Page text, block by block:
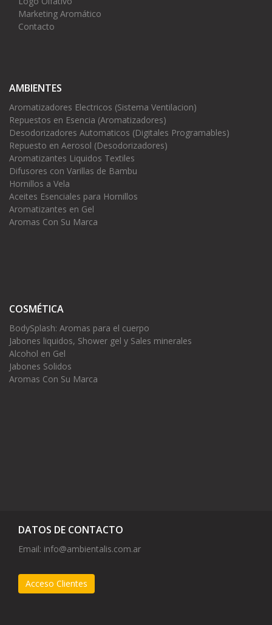
Marketing Aromático
Contacto
AMBIENTES
Aromatizadores Electricos (Sistema Ventilacion)
Repuestos en Esencia (Aromatizadores)
Desodorizadores Automaticos (Digitales Programables)
Repuesto en Aerosol (Desodorizadores)
Aromatizantes Liquidos Textiles
Difusores con Varillas de Bambu
Hornillos a Vela
Aceites Esenciales para Hornillos
Aromatizantes en Gel
Aromas Con Su Marca
COSMÉTICA
BodySplash: Aromas para el cuerpo
Jabones liquidos, Shower gel y Sales minerales
Alcohol en Gel
Jabones Solidos
Aromas Con Su Marca
DATOS DE CONTACTO
Email: info@ambientalis.com.ar
Acceso Clientes